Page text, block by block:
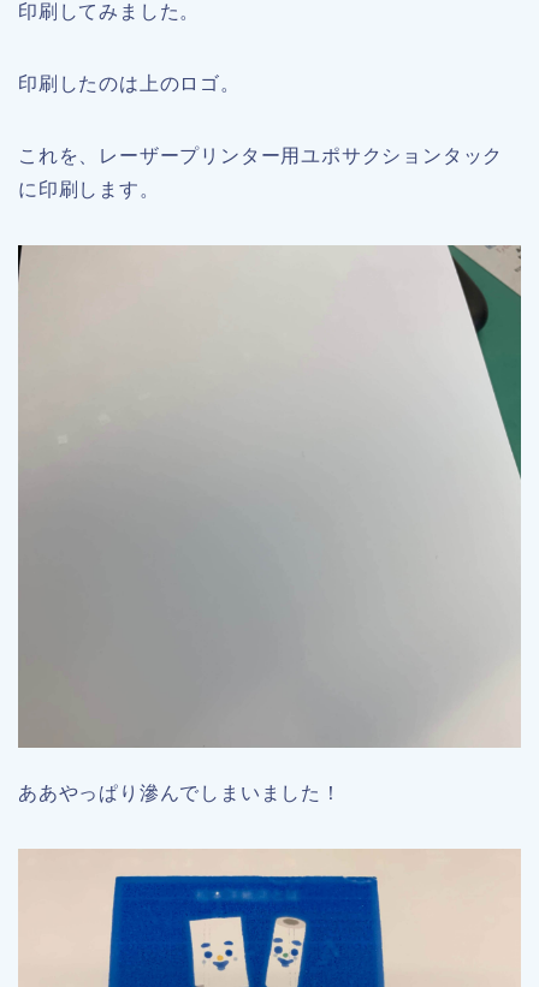
印刷してみました。
印刷したのは上のロゴ。
これを、レーザープリンター用ユポサクションタック
に印刷します。
ああやっぱり滲んでしまいました！